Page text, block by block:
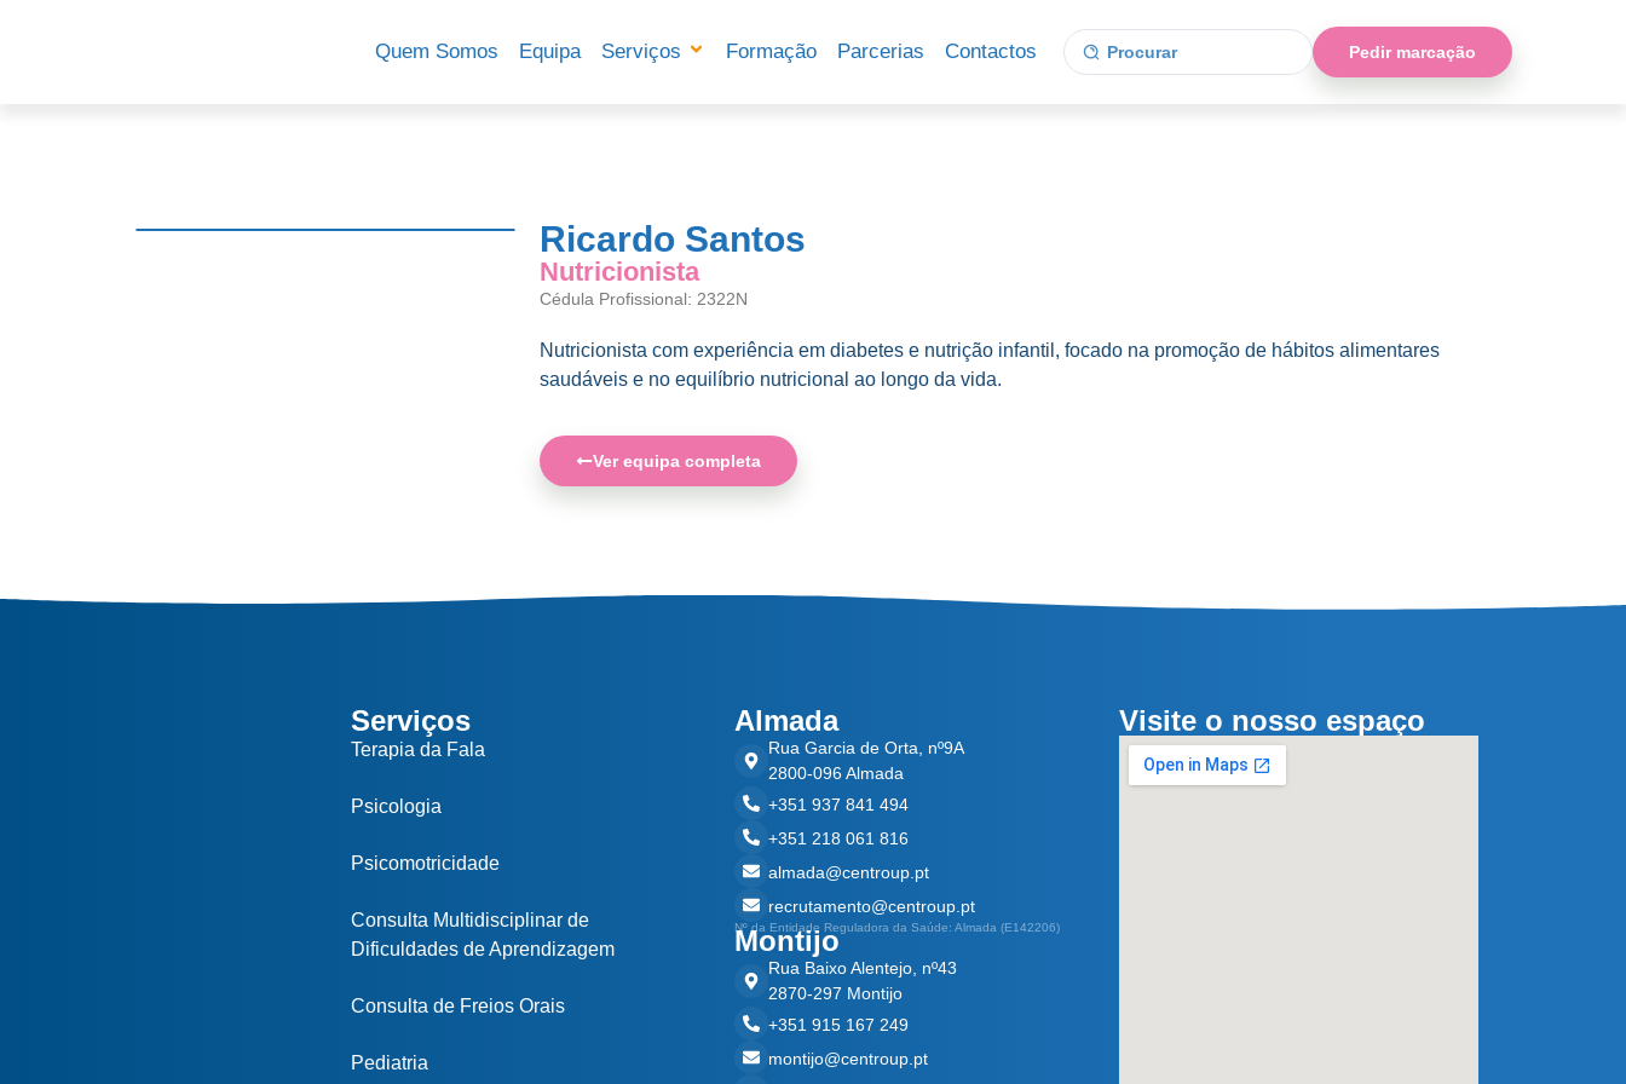
Quem Somos Equipa Serviços Formação Parcerias Contactos Pedir marcação
Ricardo Santos
Nutricionista
Cédula Profissional: 2322N
Nutricionista com experiência em diabetes e nutrição infantil, focado na promoção de hábitos alimentares
saudáveis e no equilíbrio nutricional ao longo da vida.
Ver equipa completa
Serviços
Terapia da Fala
Psicologia
Psicomotricidade
Consulta Multidisciplinar de
Dificuldades de Aprendizagem
Consulta de Freios Orais
Pediatria
Almada
Rua Garcia de Orta, nº9A
2800-096 Almada
+351 937 841 494
+351 218 061 816
almada@centroup.pt
recrutamento@centroup.pt
Nº da Entidade Reguladora da Saúde: Almada (E142206)
Montijo
Rua Baixo Alentejo, nº43
2870-297 Montijo
+351 915 167 249
montijo@centroup.pt
Visite o nosso espaço